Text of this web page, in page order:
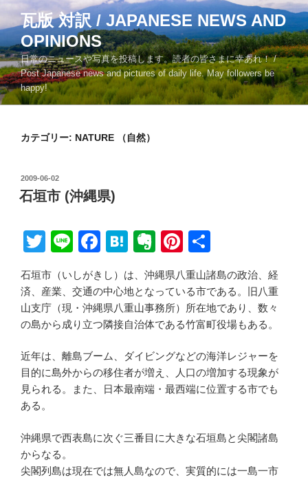
ン
ン
ツ
へ
ス
瓦版 対訳 / JAPANESE NEWS AND
OPINIONS
日常のニュースや写真を投稿します。読者の皆さまに幸あれ！ /
Post Japanese news and pictures of daily life. May followers be
happy!
カテゴリー: NATURE （自然）
投
稿
日:
2009-06-02
石垣市 (沖縄県)
T
wi
tt
er
Li
e
F
c
e
b
o
o
k
H
e
n
a
E
er
n
ot
e
Pi
nt
er
e
st
有
石垣市（いしがきし）は、沖縄県八重山諸島の政治、経
済、産業、交通の中心地となっている市である。旧八重
山支庁（現・沖縄県八重山事務所）所在地であり、数々
の島から成り立つ隣接自治体である竹富町役場もある。
近年は、離島ブーム、ダイビングなどの海洋レジャーを
目的に島外からの移住者が増え、人口の増加する現象が
見られる。また、日本最南端・最西端に位置する市でも
ある。
沖縄県で西表島に次ぐ三番目に大きな石垣島と尖閣諸島
からなる。
尖閣列島は現在では無人島なので、実質的には一島一市